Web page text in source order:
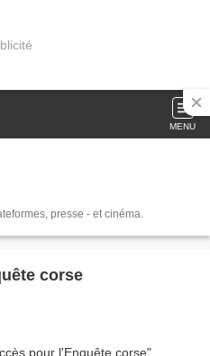
MENU
presse - et cinéma.
corse